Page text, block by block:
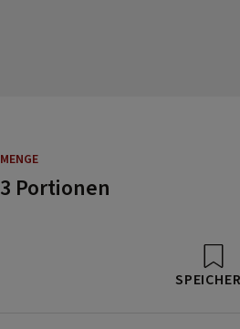
MENGE
3 Portionen